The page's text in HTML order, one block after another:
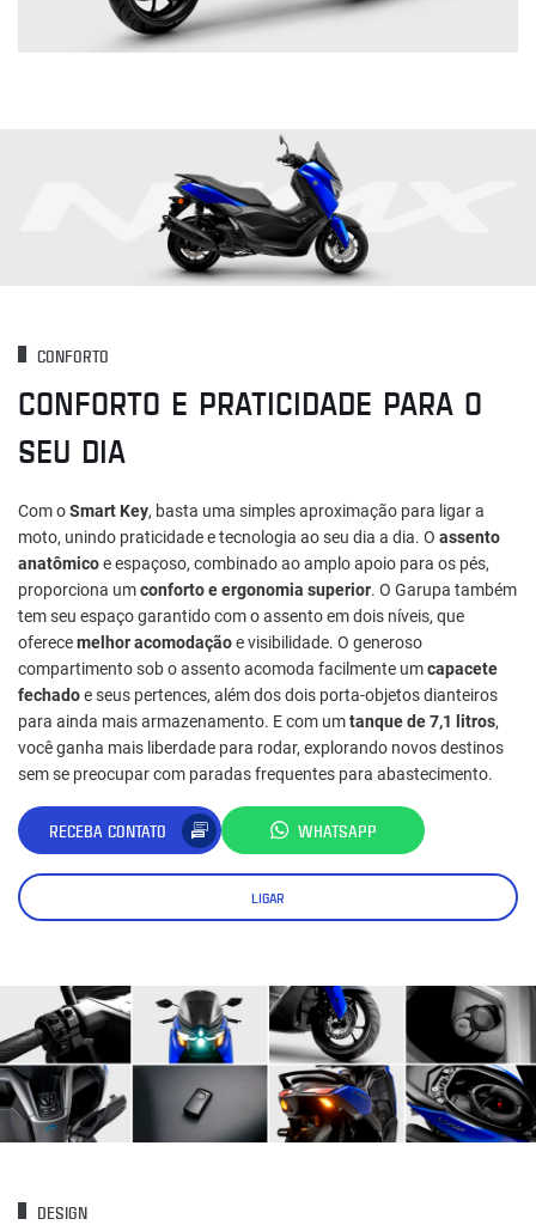
CONFORTO
CONFORTO E PRATICIDADE PARA O
SEU DIA
Com oSmart Key, basta uma simples aproximação para ligar a
moto, unindo praticidade e tecnologia ao seu dia a dia. O assento
anatômicoe espaçoso, combinado ao amplo apoio para os pés,
proporciona umconforto e ergonomia superior. O Garupa também
tem seu espaço garantido com o assento em dois níveis, que
oferecemelhor acomodaçãoe visibilidade. O generoso
compartimento sob o assento acomoda facilmente umcapacete
fechadoe seus pertences, além dos dois porta-objetos dianteiros
para ainda mais armazenamento. E com umtanque de 7,1 litros,
você ganha mais liberdade para rodar, explorando novos destinos
sem se preocupar com paradas frequentes para abastecimento.
RECEBA CONTATO WHATSAPP
LIGAR
DESIGN